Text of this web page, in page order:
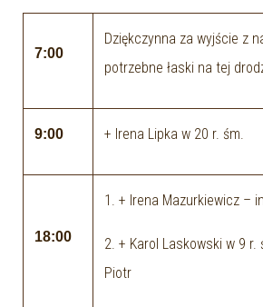
7:00
Dziękczynna za wyjście z
potrzebne łaski na tej
9:00 + Irena Lipka w 20 r. śm.
18:00
1. + Irena Mazurkiewicz –
2. + Karol Laskowski w 9
Piotr